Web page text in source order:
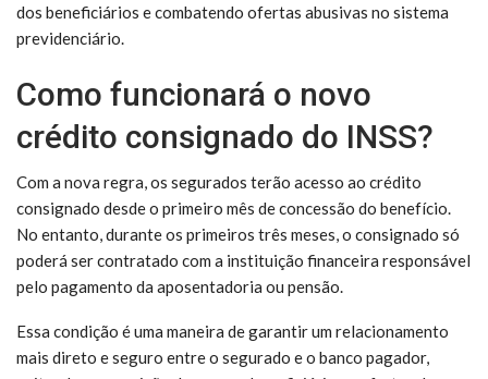
dos beneficiários e combatendo ofertas abusivas no sistema
previdenciário.
Como funcionará o novo
crédito consignado do INSS?
Com a nova regra, os segurados terão acesso ao crédito
consignado desde o primeiro mês de concessão do benefício.
No entanto, durante os primeiros três meses, o consignado só
poderá ser contratado com a instituição financeira responsável
pelo pagamento da aposentadoria ou pensão.
Essa condição é uma maneira de garantir um relacionamento
mais direto e seguro entre o segurado e o banco pagador,